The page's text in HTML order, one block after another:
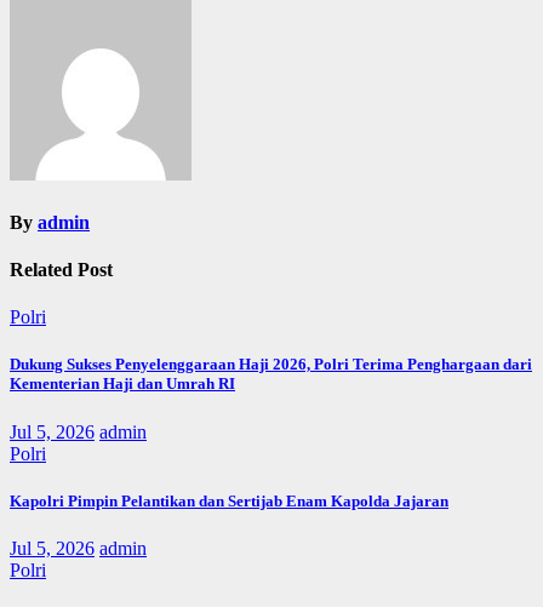
By admin
Related Post
Polri
Dukung Sukses Penyelenggaraan Haji 2026, Polri Terima Penghargaan dari
Kementerian Haji dan Umrah RI
Jul 5, 2026 admin
Polri
Kapolri Pimpin Pelantikan dan Sertijab Enam Kapolda Jajaran
Jul 5, 2026 admin
Polri